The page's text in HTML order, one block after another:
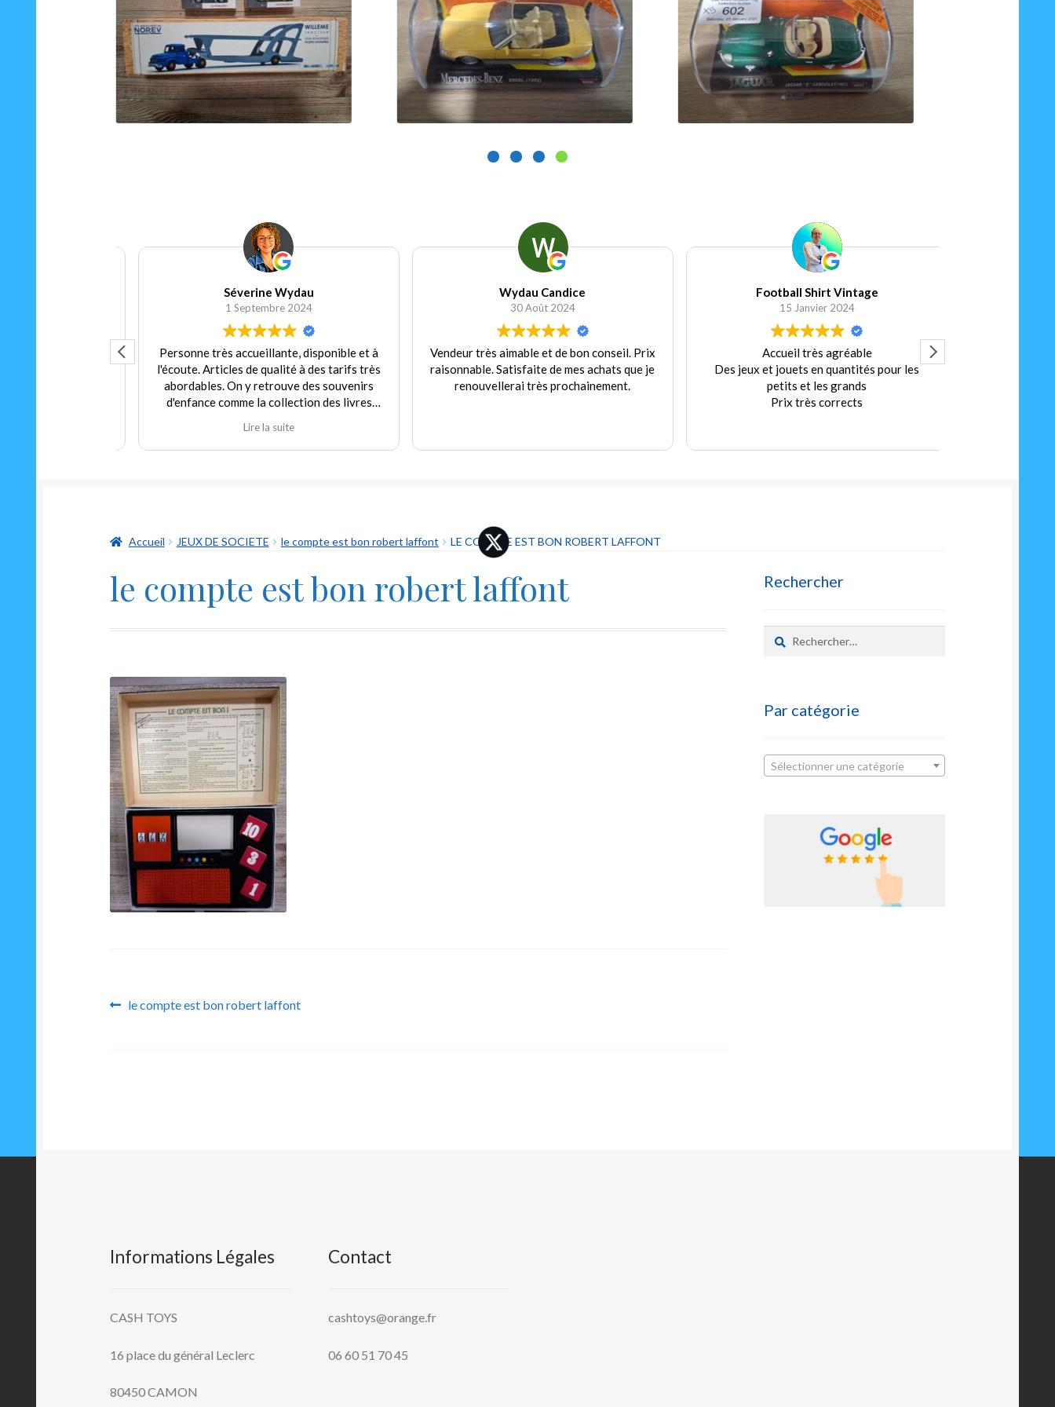
75.00
Ajouter au panier
9.90€
Ajouter au panier
9.90€
Ajouter au panier
Séverine Wydau
1 Septembre 2024
Personne très accueillante, disponible et à
l'écoute. Articles de qualité à des tarifs très
abordables. On y retrouve des souvenirs
d'enfance comme la collection des livres
expérience tant en achat qu'en vente. Je
recommande fortement ce commerçant.
Lire la suite
Wydau Candice
30 Août 2024
Vendeur très aimable et de bon conseil. Prix
raisonnable. Satisfaite de mes achats que je
renouvellerai très prochainement.
Football Shirt Vintage
15 Janvier 2024
Accueil très agréable
Des jeux et jouets en quantités pour les
petits et les grands
Prix très corrects
Accueil JEUX DE SOCIETE le compte est bon robert laffont LE COMPTE EST BON ROBERT LAFFONT
le compte est bon robert laffont
Navigation
Article
le compte est bon robert laffont
Rechercher
Rechercher :
Par catégorie
Sélectionner une catégorie
Informations Légales
CASH TOYS
16 place du général Leclerc
80450 CAMON
Contact
cashtoys@orange.fr
06 60 51 70 45